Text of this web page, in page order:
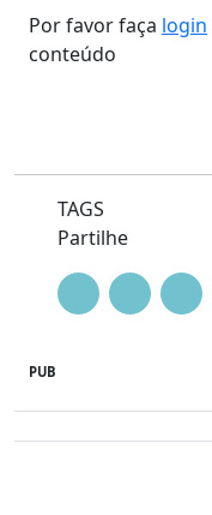
Por favor faça login
conteúdo
TAGS
Partilhe
PUB